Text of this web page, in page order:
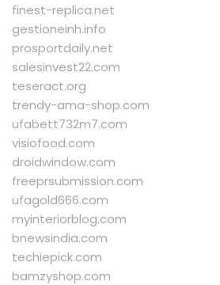
finest-replica.net
gestioneinh.info
prosportdaily.net
salesinvest22.com
teseract.org
trendy-ama-shop.com
ufabett732m7.com
visiofood.com
droidwindow.com
freeprsubmission.com
ufagold666.com
myinteriorblog.com
bnewsindia.com
techiepick.com
bamzyshop.com